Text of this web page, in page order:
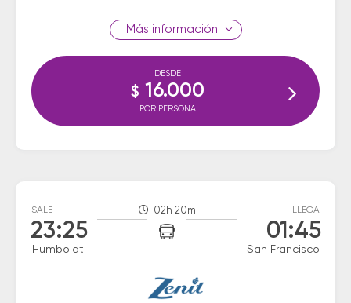
información
DESDE
$ 16.000
POR PERSONA
SALE
23:25
Humboldt
02h 20m LLEGA
01:45
San Francisco